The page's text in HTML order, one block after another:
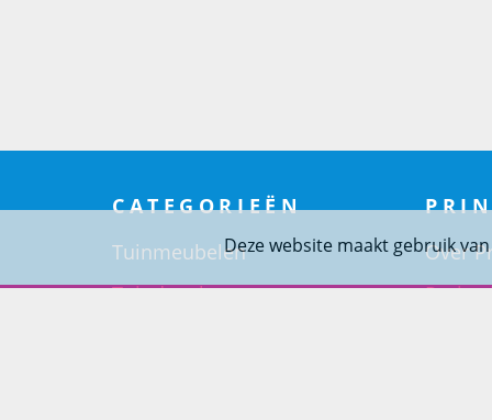
Deze website maakt gebruik
CATEGORIEËN
Tuinmeubelen
Tuindouches
Over